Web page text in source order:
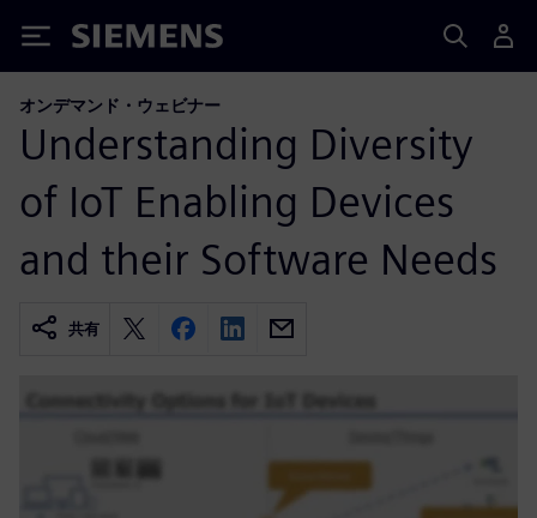
Siemens
オンデマンド・ウェビナー
Understanding Diversity
of IoT Enabling Devices
and their Software Needs
共有